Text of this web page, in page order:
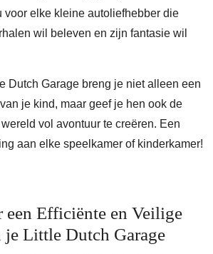
voor elke kleine autoliefhebber die
wil beleven en zijn fantasie wil
Dutch Garage breng je niet alleen een
je kind, maar geef je hen ook de
vol avontuur te creëren. Een
aan elke speelkamer of kinderkamer!
Efficiënte en Veilige
je Little Dutch Garage